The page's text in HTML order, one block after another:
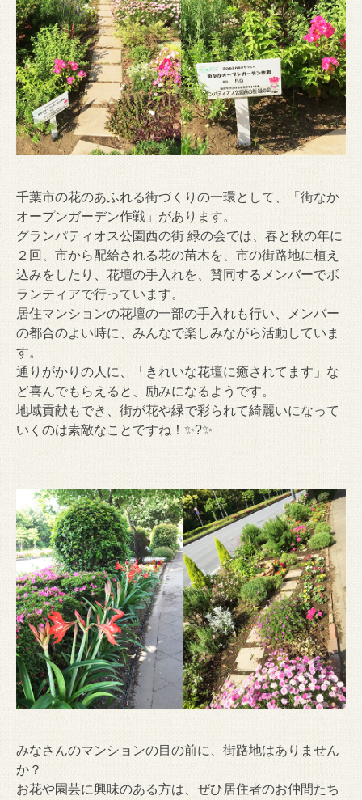
千葉市の花のあふれる街づくりの一環として、「街なか
オープンガーデン作戦」があります。
グランパティオス公園西の街 緑の会では、春と秋の年に
２回、市から配給される花の苗木を、市の街路地に植え
込みをしたり、花壇の手入れを、賛同するメンバーでボ
ランティアで行っています。
居住マンションの花壇の一部の手入れも行い、メンバー
の都合のよい時に、みんなで楽しみながら活動していま
す。
通りがかりの人に、「きれいな花壇に癒されてます」な
ど喜んでもらえると、励みになるようです。
地域貢献もでき、街が花や緑で彩られて綺麗いになって
いくのは素敵なことですね！✨?✨
みなさんのマンションの目の前に、街路地はありません
か？
お花や園芸に興味のある方は、ぜひ居住者のお仲間たち